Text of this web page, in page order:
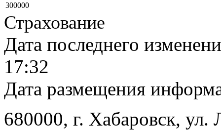
300000
Страхование
Дата последнего
17:32
Дата размещения
680000, г. Хабаровск, ул.